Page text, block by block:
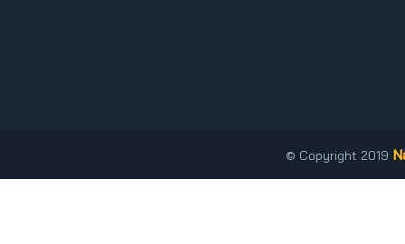
© Copyright 2019